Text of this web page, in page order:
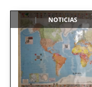
| NOTICIAS ,